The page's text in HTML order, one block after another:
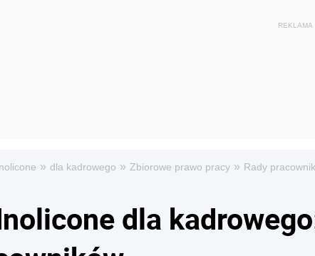
» dla kadrowego » Zbiorowe prawo pracy » Rady
dla